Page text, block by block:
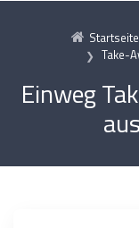
Startseite
Take-
Einweg